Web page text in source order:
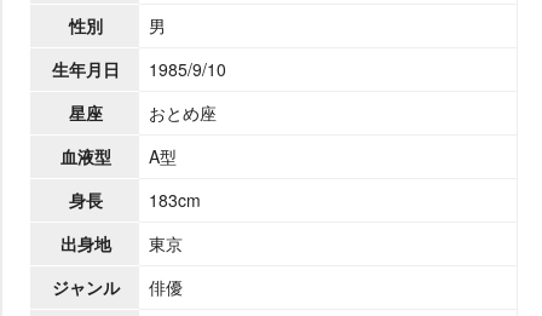
性別
男
生年月日
1985/9/10
星座
おとめ座
血液型
A型
身長
183cm
出身地
東京
ジャンル
俳優